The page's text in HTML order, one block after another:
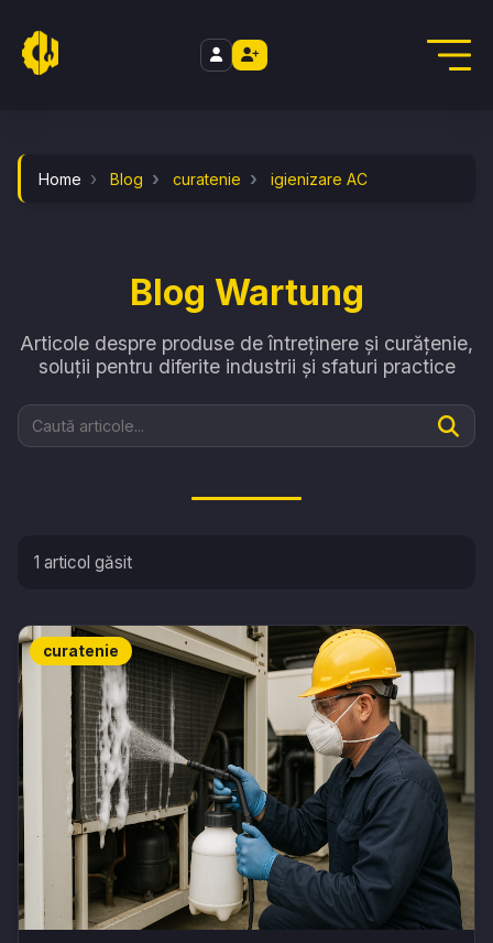
Home Blog curatenie igienizare AC
Blog Wartung
Articole despre produse de întreținere și curățenie,
soluții pentru diferite industrii și sfaturi practice
1 articol găsit
curatenie